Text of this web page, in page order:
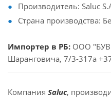
Производитель: Saluc
Страна производства:
Импортер в РБ: ООО
Шаранговича, 7/3-317а
Компания Saluc,